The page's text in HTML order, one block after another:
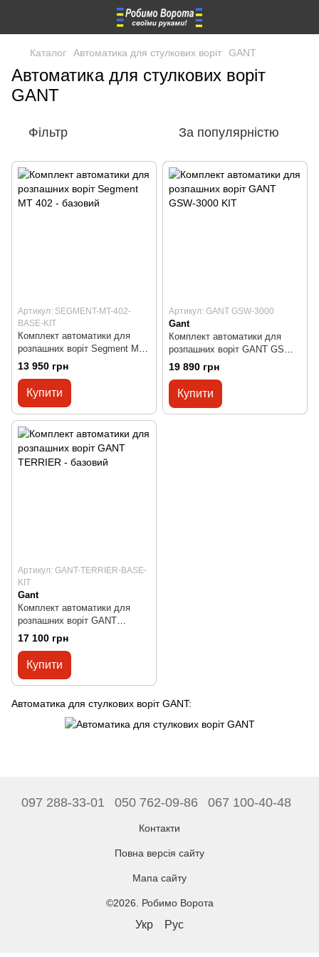
Каталог Автоматика для стулкових воріт GANT
Автоматика для стулкових воріт
GANT
Фільтр За популярністю
Артикул: SEGMENT-MT-402-
BASE-KIT
Комплект автоматики для
розпашних воріт Segment MT
402 - базовий
13 950 грн
Купити
Артикул: GANT GSW-3000
Gant
Комплект автоматики для
розпашних воріт GANT GSW-
3000 KIT
19 890 грн
Купити
Артикул: GANT-TERRIER-BASE-
KIT
Gant
Комплект автоматики для
розпашних воріт GANT
TERRIER - базовий
17 100 грн
Купити
Автоматика для стулкових воріт GANT:
097 288-33-01 050 762-09-86 067 100-40-48
Контакти
Повна версія сайту
Мапа сайту
©2026. Робимо Ворота
Укр Рус